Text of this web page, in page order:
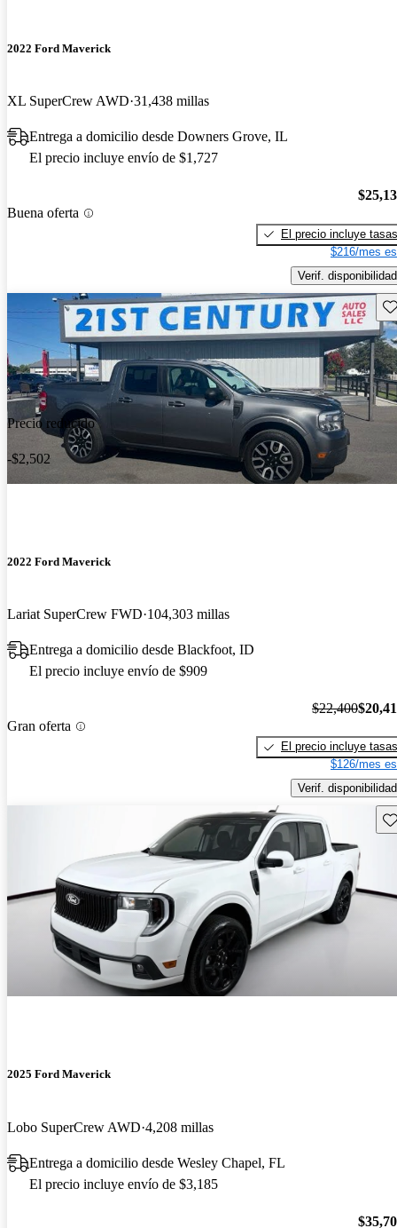
2022 Ford Maverick
XL SuperCrew AWD 31,438 millas
Entrega a domicilio desde Downers Grove, IL
El precio incluye envío de $1,727
Buena oferta
El precio incluye tasas
$216/mes
Verif. disponibilidad
Precio reducido
-$2,502
2022 Ford Maverick
Lariat SuperCrew FWD 104,303 millas
Entrega a domicilio desde Blackfoot, ID
El precio incluye envío de $909
Gran oferta
$22,400
El precio incluye tasas
$126/mes
Verif. disponibilidad
2025 Ford Maverick
Lobo SuperCrew AWD 4,208 millas
Entrega a domicilio desde Wesley Chapel, FL
El precio incluye envío de $3,185